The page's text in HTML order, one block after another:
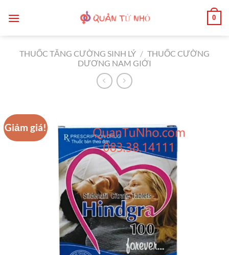
qua
0
THUỐC TĂNG CƯỜNG SINH LÝ / THUỐC CƯỜNG
DƯƠNG NAM GIỚI
Giảm giá!